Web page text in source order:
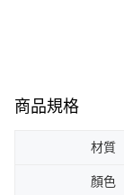
商品規格
材質
顏色